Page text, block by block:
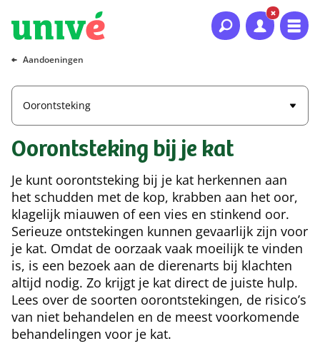
Naar hoofdinhoud
Naar hoofdnavigatie
Naar footer
Aandoeningen
Oorontsteking
Oorontsteking bij je kat
Je kunt oorontsteking bij je kat herkennen aan
het schudden met de kop, krabben aan het oor,
klagelijk miauwen of een vies en stinkend oor.
Serieuze ontstekingen kunnen gevaarlijk zijn voor
je kat. Omdat de oorzaak vaak moeilijk te vinden
is, is een bezoek aan de dierenarts bij klachten
altijd nodig. Zo krijgt je kat direct de juiste hulp.
Lees over de soorten oorontstekingen, de risico’s
van niet behandelen en de meest voorkomende
behandelingen voor je kat.